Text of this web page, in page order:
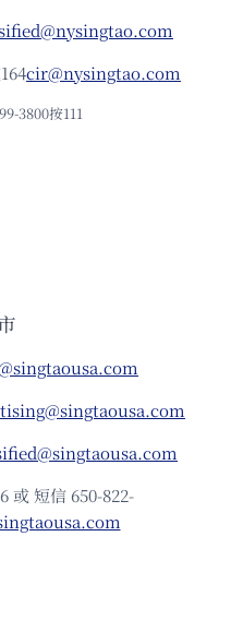
cir@nysingtao.com
3800按111
或 短信 650-822-